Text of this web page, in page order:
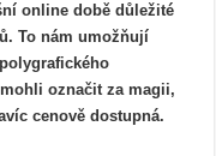
online době důležité
To nám umožňují
označit za magii,
cenově dostupná.